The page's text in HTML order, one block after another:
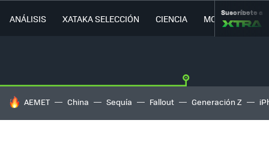
ANÁLISIS XATAKA SELECCIÓN CIENCIA MOVILIDAD
Suscríbete a
HOY SE HABLA DE
AEMET China Sequía Fallout Generación Z